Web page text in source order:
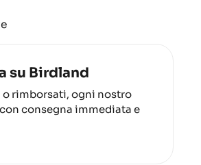
su Birdland
rimborsati, ogni nostro
consegna immediata e